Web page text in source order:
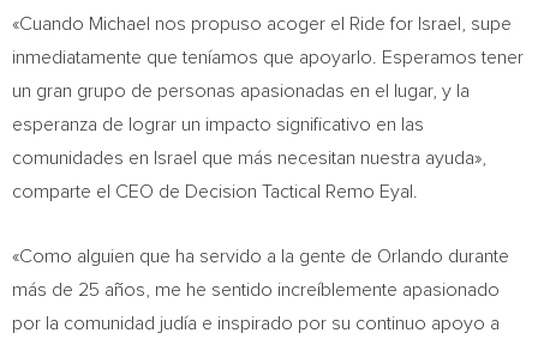
«Cuando Michael nos propuso acoger el Ride for Israel
, supe
inmediatamente que teníamos que apoyarlo. Esperamos tener
un gran grupo de personas apasionadas en el lugar, y la
esperanza de lograr un impacto significativo en las
comunidades en Israel que más necesitan nuestra ayuda»,
comparte el CEO de Decision Tactical Remo Eyal.
«Como alguien que ha servido a la gente de Orlando durante
más de 25 años, me he sentido increíblemente apasionado
por la comunidad judía e inspirado por su continuo apoyo a